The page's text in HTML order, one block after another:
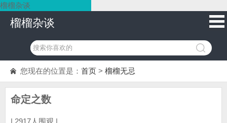
榴榴杂谈
榴榴杂谈
您现在的位置是： 首页 > 榴榴无忌
命定之数
| 2917人围观 |